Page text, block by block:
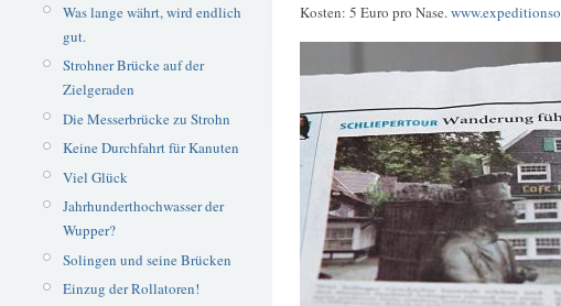
Was lange währt, wird endlich
gut.
Strohner Brücke auf der
Zielgeraden
Die Messerbrücke zu Strohn
Keine Durchfahrt für Kanuten
Viel Glück
Jahrhunderthochwasser der
Wupper?
Solingen und seine Brücken
Einzug der Rollatoren!
Kosten: 5 Euro pro Nase.